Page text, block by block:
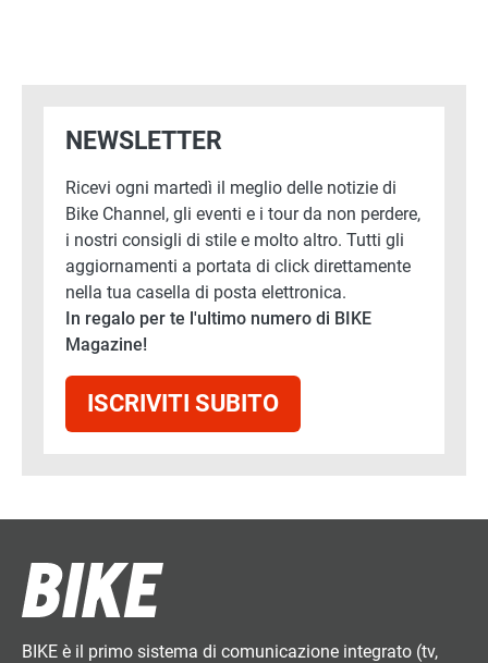
NEWSLETTER
Ricevi ogni martedì il meglio delle notizie di
Bike Channel, gli eventi e i tour da non perdere,
i nostri consigli di stile e molto altro. Tutti gli
aggiornamenti a portata di click direttamente
nella tua casella di posta elettronica.
In regalo per te l'ultimo numero di BIKE
Magazine!
ISCRIVITI SUBITO
BIKE è il primo sistema di comunicazione integrato (tv,